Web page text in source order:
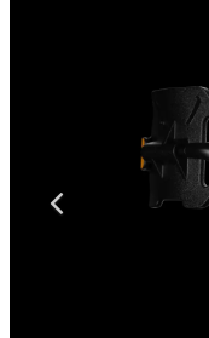
ゲーム
「経験値
の起源や
カテゴリ